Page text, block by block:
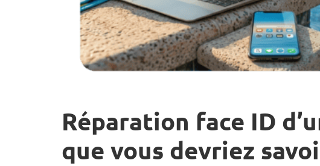
Réparation face ID
que vous devriez